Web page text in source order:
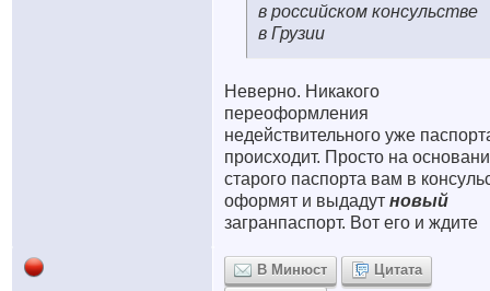
в российском консульстве
в Грузии
Неверно. Никакого
переоформления
недействительного уже
происходит. Просто на
старого паспорта вам в
оформят и выдадут новый
загранпаспорт. Вот его и ждите
В Минюст
Цитата